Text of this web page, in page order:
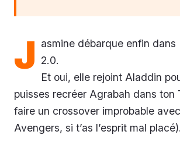
J asmine débarque enfin
2.0.
Et oui, elle rejoint Aladdin
puisses recréer Agrabah dans ton
faire un crossover improbable
Avengers, si t’as l’esprit mal placé).